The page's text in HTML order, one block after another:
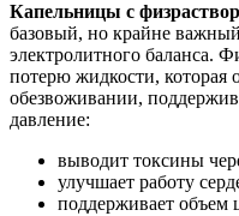
Капельницы с
базовый, но крайне
электролитного баланса.
потерю жидкости, которая
обезвоживании,
давление:
выводит токсины
улучшает работу
поддерживает